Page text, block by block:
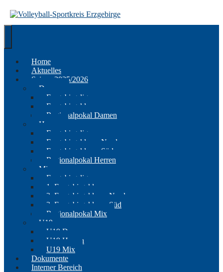
zum
Inhalt
Home
Aktuelles
Saison 2025/2026
Damen
Erzgebirgsliga
Erzgebirgsklasse
Regionalpokal Damen
Herren
Erzgebirgsliga
Erzgebirgsklasse Nord
Erzgebirgsklasse Süd
Regionalpokal Herren
Mix
Erzgebirgsliga
1. Erzgebirgsklasse
2. Erzgebirgsklasse Nord
2. Erzgebirgsklasse Süd
Regionalpokal Mix
U19
U19 Damen
U19 Herren
U19 Mix
Dokumente
Interner Bereich